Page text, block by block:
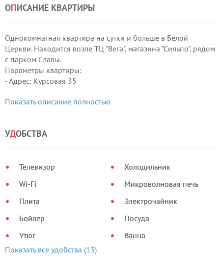
ОПИСАНИЕ КВАРТИРЫ
Однокомнатная квартира на сутки и больше в Белой
Церкви. Находится возле ТЦ "Вега", магазина "Сильпо", рядом
с парком Славы.
Параметры квартиры:
- Адрес: Курсовая 35
вокзал 10 мин., "Сильпо" и ТЦ "Вега" 1 мин, речка 15 мин.,
Показать описание полностью
УДОБСТВА
Телевизор
Wi-Fi
Плита
Бойлер
Утюг
Холодильник
Микроволновая печь
Электрочайник
Посуда
Ванна
Показать все удобства (13)